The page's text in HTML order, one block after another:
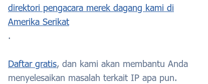
direktori pengacara merek dagang kami di
Amerika Serikat
.
Daftar gratis, dan kami akan membantu Anda
menyelesaikan masalah terkait IP apa pun.